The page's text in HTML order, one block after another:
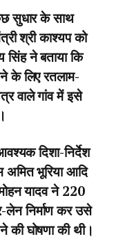
सुधार के साथ
श्री काश्यप को
ने बताया कि
के लिए रतलाम-
वाले गांव में इसे
दिशा-निर्देश
अमित भूरिया आदि
यादव ने 220
लेन निर्माण कर उसे
की घोषणा की थी।